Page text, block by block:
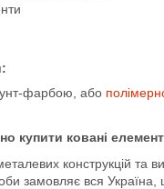
фарбою, або
купити ковані
конструкцій та
замовляє вся Україна,